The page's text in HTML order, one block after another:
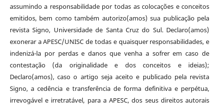
assumindo a responsabilidade por todas as colocações e conceitos
emitidos, bem como também autorizo(amos) sua publicação pela
revista Signo, Universidade de Santa Cruz do Sul. Declaro(amos)
exonerar a APESC/UNISC de todas e quaisquer responsabilidades, e
indenizá-la por perdas e danos que venha a sofrer em caso de
contestação (da originalidade e dos conceitos e ideias);
Declaro(amos), caso o artigo seja aceito e publicado pela revista
Signo, a cedência e transferência de forma definitiva e perpétua,
irrevogável e irretratável, para a APESC, dos seus direitos autorais